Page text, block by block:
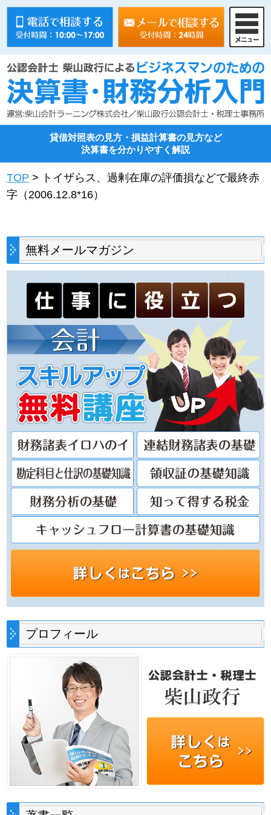
貸借対照表の見方・損益計算書の見方など
決算書を分かりやすく解説
TOP > トイザらス、過剰在庫の評価損などで最終赤
字（2006.12.8*16）
無料メールマガジン
プロフィール